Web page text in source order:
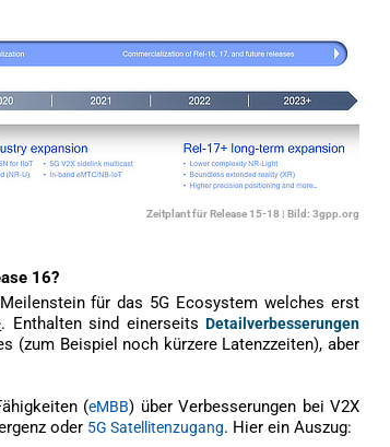
Zeitplant für Release 15-18 | Bild: 3gpp.org
16?
für das 5G Ecosystem welches erst
. Enthalten sind einerseitsDetailverbesserungen
(zum Beispiel noch kürzere Latenzzeiten), aber
(eMBB) über Verbesserungen bei V2X
oder 5G Satellitenzugang. Hier ein Auszug: